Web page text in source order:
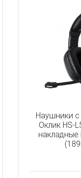
Наушники
Оклик HS-
накладные